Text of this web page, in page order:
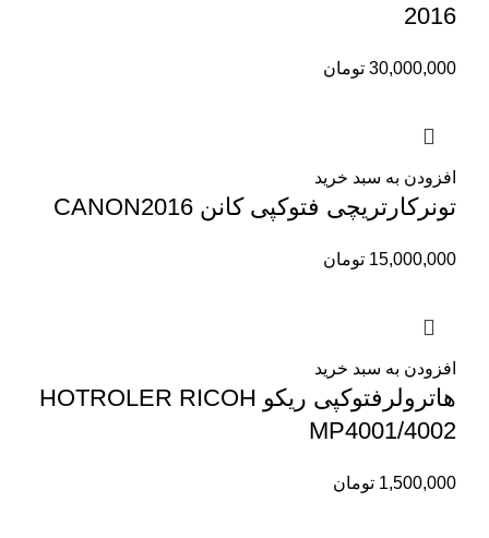
2016
30,000,000 تومان
افزودن به سبد خرید
تونرکارتریچی فتوکپی کانن CANON2016
15,000,000 تومان
افزودن به سبد خرید
هاترولرفتوکپی ریکو HOTROLER RICOH
MP4001/4002
1,500,000 تومان